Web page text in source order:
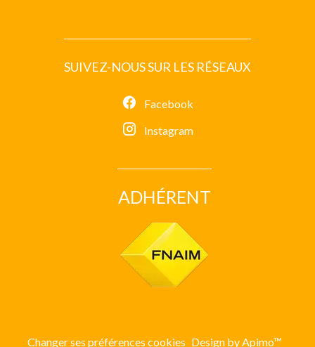
SUIVEZ-NOUS SUR LES RÉSEAUX
Facebook
Instagram
ADHÉRENT
Changer ses préférences cookies Design byApimo™